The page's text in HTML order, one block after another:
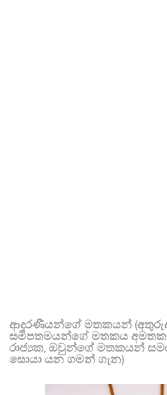
ආදරණීයන්ගේ මතකයන්
සමීපතමයන්ගේ මතකය
රාජ්‍යක, ඔවුන්ගේ මතකයන්
සොයා යන ගමන් ගැන)